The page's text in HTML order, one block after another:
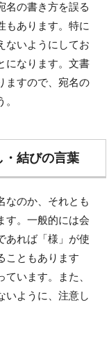
名の書き方を誤る
もあります。特に
ないようにしてお
になります。文書
ますので、宛名の
・結びの言葉
なのか、それとも
す。一般的には会
あれば「様」が使
こともあります
います。また、
いように、注意し